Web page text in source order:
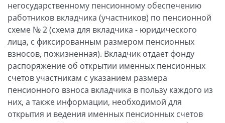
негосударственному пенсионному обеспечению
работников вкладчика (участников) по пенсионной
схеме № 2 (схема для вкладчика - юридического
лица, с фиксированным размером пенсионных
взносов, пожизненная). Вкладчик отдает фонду
распоряжение об открытии именных пенсионных
счетов участникам с указанием размера
пенсионного взноса вкладчика в пользу каждого из
них, а также информации, необходимой для
открытия и ведения именных пенсионных счетов